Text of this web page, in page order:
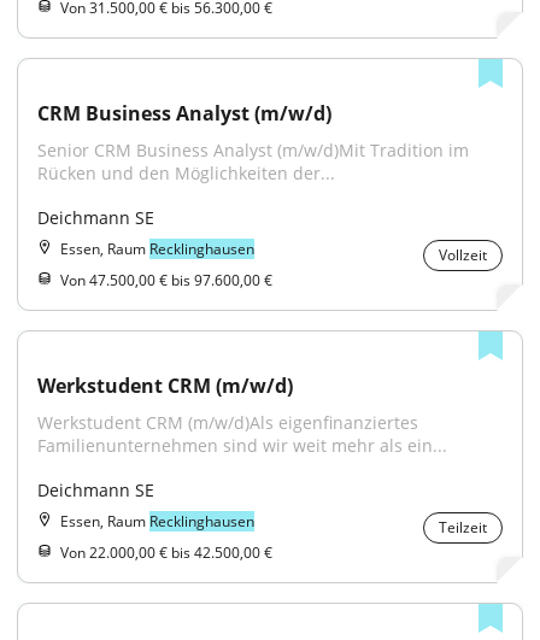
Von 31.500,00 € bis 56.300,00 €
CRM Business Analyst (m/w/d)
Senior CRM Business Analyst (m/w/d)Mit Tradition im
Rücken und den Möglichkeiten der...
Deichmann SE
Essen, Raum Recklinghausen
Vollzeit
Von 47.500,00 € bis 97.600,00 €
Werkstudent CRM (m/w/d)
Werkstudent CRM (m/w/d)Als eigenfinanziertes
Familienunternehmen sind wir weit mehr als ein...
Deichmann SE
Essen, Raum Recklinghausen
Teilzeit
Von 22.000,00 € bis 42.500,00 €